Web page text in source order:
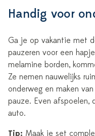
Handig voor
Ga je op vakantie met
pauzeren voor een
melamine borden,
Ze nemen nauwelijks
onderweg en maken
pauze. Even afspoelen,
auto.
Tip: Maak je set